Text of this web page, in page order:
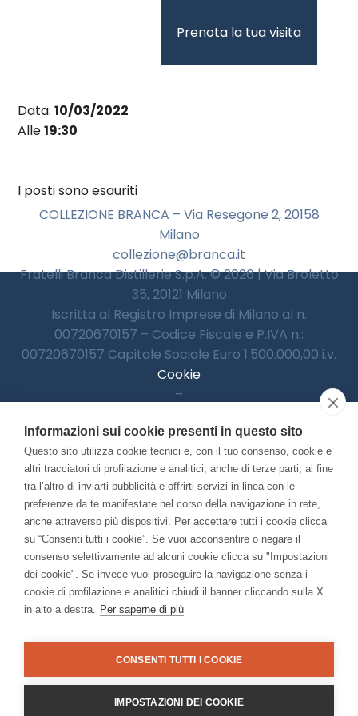
Prenota la tua visita
Data:10/03/2022
Alle19:30
I posti sono esauriti
COLLEZIONE BRANCA – Via Resegone 2, 20158
Milano
collezione@branca.it
Fratelli Branca Distillerie S.p.A. © 2026 | Via Broletto
35, 20121 Milano
Iscritta al Registro Imprese di Milano al n.
00720670157 – Codice Fiscale e P.IVA n.:
00720670157 Capitale Sociale Euro 1.500.000,00 i.v.
Cookie
–
–
Accessibilitià
Con il contributo di:
Bando “Musei di Impresa 2025”
Informazioni sui cookie presenti in questo sito
Questo sito utilizza cookie tecnici e, con il tuo consenso, cookie e
altri tracciatori di profilazione e analitici, anche di terze parti, al fine
tra l’altro di inviarti pubblicità e offrirti servizi in linea con le
preferenze da te manifestate nel corso della navigazione in rete,
anche attraverso più dispositivi. Per accettare tutti i cookie clicca
su “Consenti tutti i cookie”. Se vuoi acconsentire o negare il
consenso selettivamente ad alcuni cookie clicca su "Impostazioni
dei cookie". Se invece vuoi proseguire la navigazione senza i
cookie di profilazione e analitici chiudi il banner cliccando sulla X
in alto a destra. Per saperne di più
CONSENTI TUTTI I COOKIE
IMPOSTAZIONI DEI COOKIE